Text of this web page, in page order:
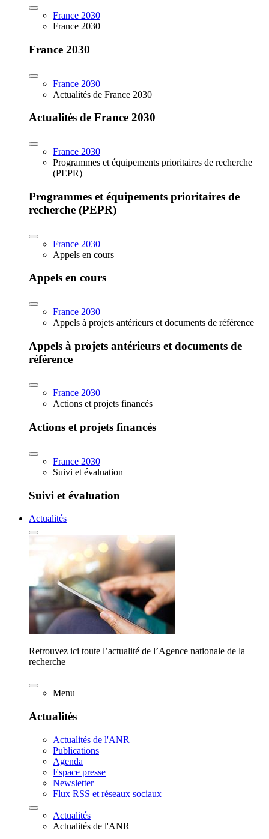
France 2030
France 2030
France 2030
France 2030
Actualités de France 2030
Actualités de France 2030
France 2030
Programmes et équipements prioritaires de recherche
(PEPR)
Programmes et équipements prioritaires de
recherche (PEPR)
France 2030
Appels en cours
Appels en cours
France 2030
Appels à projets antérieurs et documents de référence
Appels à projets antérieurs et documents de
référence
France 2030
Actions et projets financés
Actions et projets financés
France 2030
Suivi et évaluation
Suivi et évaluation
Actualités
Retrouvez ici toute l’actualité de l’Agence nationale de la
recherche
Menu
Actualités
Actualités de l'ANR
Publications
Agenda
Espace presse
Newsletter
Flux RSS et réseaux sociaux
Actualités
Actualités de l'ANR